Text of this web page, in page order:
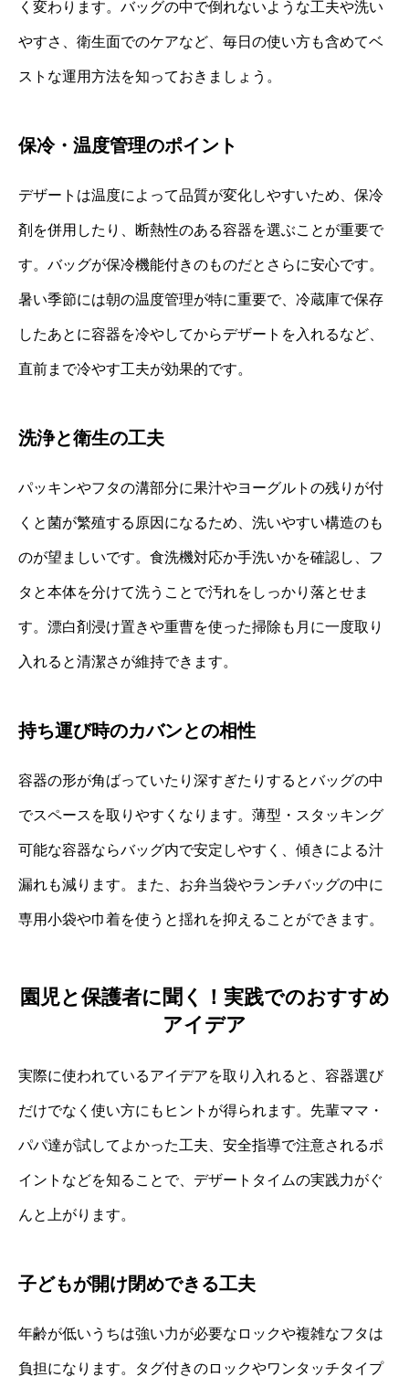
く変わります。バッグの中で倒れないような工夫や洗い
やすさ、衛生面でのケアなど、毎日の使い方も含めてベ
ストな運用方法を知っておきましょう。
保冷・温度管理のポイント
デザートは温度によって品質が変化しやすいため、保冷
剤を併用したり、断熱性のある容器を選ぶことが重要で
す。バッグが保冷機能付きのものだとさらに安心です。
暑い季節には朝の温度管理が特に重要で、冷蔵庫で保存
したあとに容器を冷やしてからデザートを入れるなど、
直前まで冷やす工夫が効果的です。
洗浄と衛生の工夫
パッキンやフタの溝部分に果汁やヨーグルトの残りが付
くと菌が繁殖する原因になるため、洗いやすい構造のも
のが望ましいです。食洗機対応か手洗いかを確認し、フ
タと本体を分けて洗うことで汚れをしっかり落とせま
す。漂白剤浸け置きや重曹を使った掃除も月に一度取り
入れると清潔さが維持できます。
持ち運び時のカバンとの相性
容器の形が角ばっていたり深すぎたりするとバッグの中
でスペースを取りやすくなります。薄型・スタッキング
可能な容器ならバッグ内で安定しやすく、傾きによる汁
漏れも減ります。また、お弁当袋やランチバッグの中に
専用小袋や巾着を使うと揺れを抑えることができます。
園児と保護者に聞く！実践でのおすすめ
アイデア
実際に使われているアイデアを取り入れると、容器選び
だけでなく使い方にもヒントが得られます。先輩ママ・
パパ達が試してよかった工夫、安全指導で注意されるポ
イントなどを知ることで、デザートタイムの実践力がぐ
んと上がります。
子どもが開け閉めできる工夫
年齢が低いうちは強い力が必要なロックや複雑なフタは
負担になります。タグ付きのロックやワンタッチタイプ